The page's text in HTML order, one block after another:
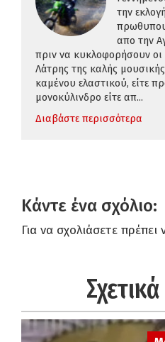
την
απο την
πριν να κυκλοφορήσουν
Λάτρης της καλής
καμένου ελαστικού, είτε
μονοκύλινδρο είτε απ...
Διαβάστε περισσότερα
Κάντε ένα σχόλιο:
Για να σχολιάσετε πρέπει